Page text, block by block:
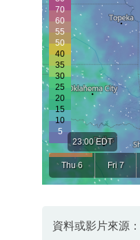
資料或影片來源：